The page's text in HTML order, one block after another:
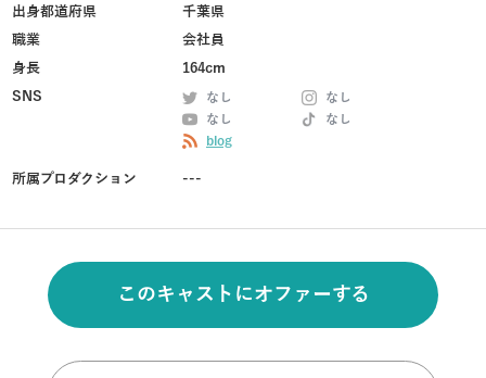
出身都道府県
千葉県
職業
会社員
身長
164cm
SNS
なし
なし
なし
なし
blog
所属プロダクション ---
このキャストにオファーする